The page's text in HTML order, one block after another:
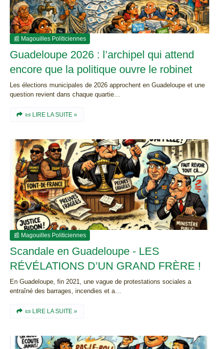
📰 Magouilles Politiciennes
Guadeloupe 2026 : l’archipel qui attend
encore que la politique ouvre le robinet
Les élections municipales de 2026 approchent en Guadeloupe et une
question revient dans chaque quartie…
📜 LIRE LA SUITE »
📰 Magouilles Politiciennes
Scandale en Guadeloupe - LES
RÉVÉLATIONS D’UN GRAND FRÈRE !
En Guadeloupe, fin 2021, une vague de protestations sociales a
entraîné des barrages, incendies et a…
📜 LIRE LA SUITE »